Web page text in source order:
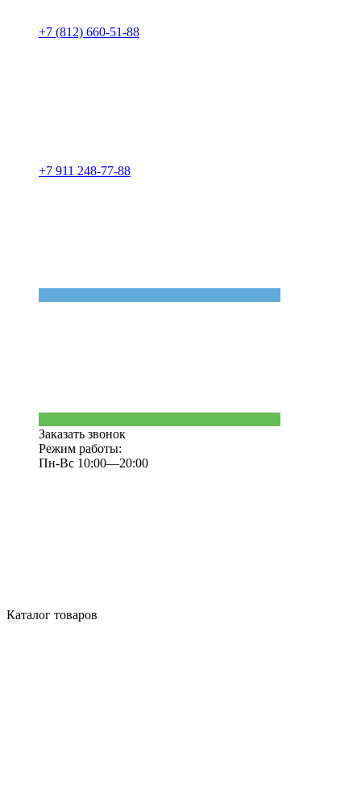
+7 (812) 660-51-88
+7 911 248-77-88
Заказать звонок
Режим работы:
Пн-Вс 10:00—20:00
Каталог товаров